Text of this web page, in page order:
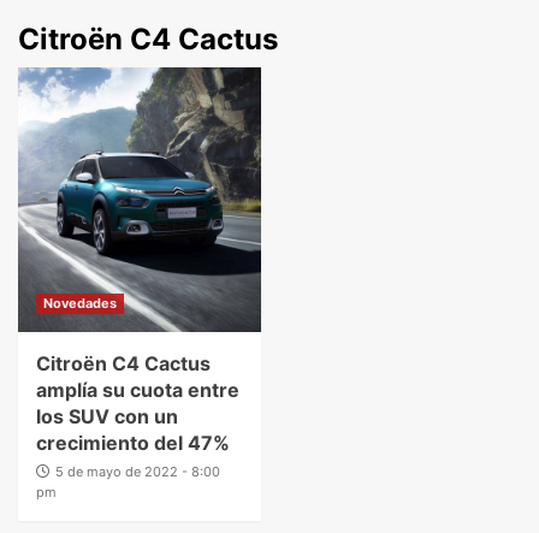
Citroën C4 Cactus
Novedades
Citroën C4 Cactus
amplía su cuota entre
los SUV con un
crecimiento del 47%
5 de mayo de 2022 - 8:00
pm